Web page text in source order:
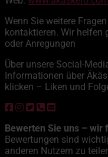
Wenn Sie weitere
kontaktieren. Wir helfen
oder Anregungen
Über unsere Social-
Informationen über
klicken – Liken und
Bewerten Sie uns – wir
Bewertungen sind
anderen Nutzern zu